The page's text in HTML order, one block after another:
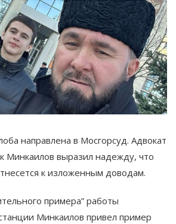
направлена в Мосгорсуд. Адвокат
Минкаилов выразил надежду, что
к изложенным доводам.
примера” работы
Минкаилов привел пример